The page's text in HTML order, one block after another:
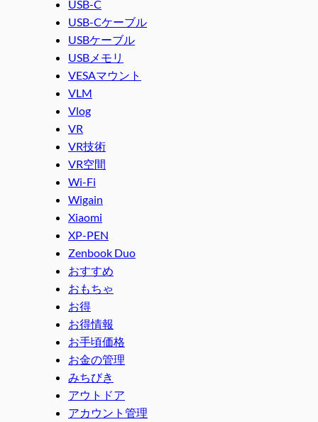
USB-C
USB-Cケーブル
USBケーブル
USBメモリ
VESAマウント
VLM
Vlog
VR
VR技術
VR空間
Wi-Fi
Wigain
Xiaomi
XP-PEN
Zenbook Duo
おすすめ
おもちゃ
お得
お得情報
お手頃価格
お金の管理
みちびき
アウトドア
アカウント管理